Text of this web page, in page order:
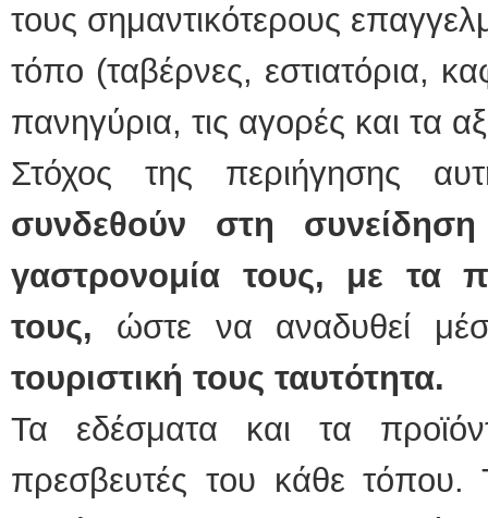
τους σημαντικότερους
τόπο (ταβέρνες, εστιατόρια,
πανηγύρια, τις αγορές και τα
Στόχος της περιήγησης
συνδεθούν στη
γαστρονομία τους, με τα
τους, ώστε να αναδυθεί
τουριστική τους ταυτότητα.
Τα εδέσματα και τα
πρεσβευτές του κάθε τόπου.